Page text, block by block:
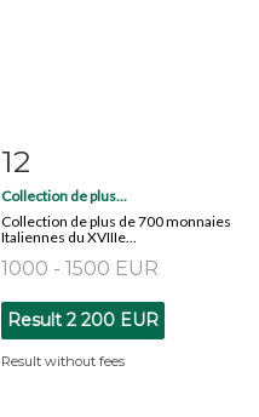
12
Collection de plus...
Collection de plus de 700 monnaies
Italiennes du XVIIIe...
1000 - 1500 EUR
Result 2 200 EUR
Result without fees